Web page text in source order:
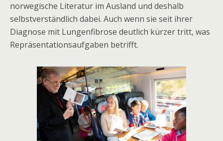
norwegische Literatur im Ausland und deshalb
selbstverständlich dabei. Auch wenn sie seit ihrer
Diagnose mit Lungenfibrose deutlich kürzer tritt, was
Repräsentationsaufgaben betrifft.